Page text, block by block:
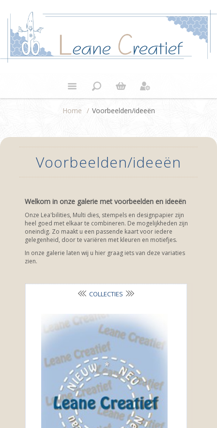
Home / Voorbeelden/ideeën
Voorbeelden/ideeën
Welkom in onze galerie met voorbeelden en ideeën
Onze Lea'bilities, Multi dies, stempels en designpapier zijn
heel goed met elkaar te combineren. De mogelijkheden zijn
oneindig. Zo maakt u een passende kaart voor iedere
gelegenheid, door te variëren met kleuren en motiefjes.
In onze galerie laten wij u hier graag iets van deze variaties
zien.
COLLECTIES